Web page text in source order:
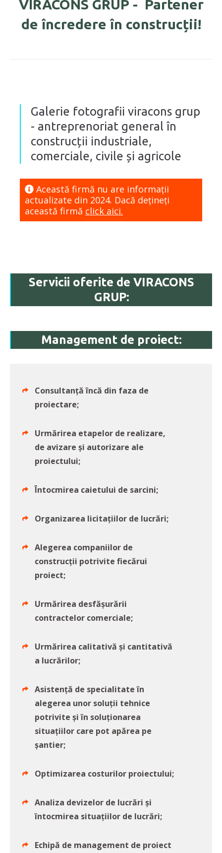
VIRACONS GRUP - Partener
de încredere în construcții!
Galerie fotografii viracons grup
- antreprenoriat general în
construcții industriale,
comerciale, civile și agricole
Această firmă nu are informaţii
actualizate din 2024. Dacă dețineți
această firmă click aici.
Servicii oferite de VIRACONS
GRUP:
Management de proiect:
Consultanță încă din faza de
proiectare;
Urmărirea etapelor de realizare,
de avizare și autorizare ale
proiectului;
Întocmirea caietului de sarcini;
Organizarea licitațiilor de lucrări;
Alegerea companiilor de
construcții potrivite fiecărui
proiect;
Urmărirea desfășurării
contractelor comerciale;
Urmărirea calitativă și cantitativă
a lucrărilor;
Asistență de specialitate în
alegerea unor soluții tehnice
potrivite și în soluționarea
situațiilor care pot apărea pe
șantier;
Optimizarea costurilor proiectului;
Analiza devizelor de lucrări și
întocmirea situațiilor de lucrări;
Echipă de management de proiect